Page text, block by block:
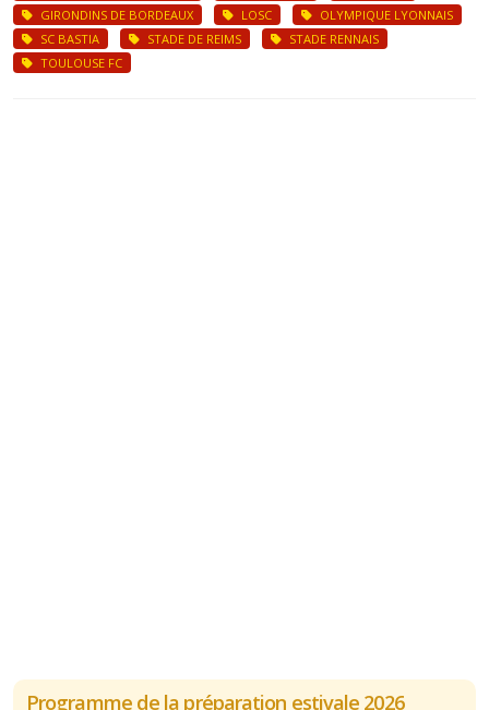
GIRONDINS DE BORDEAUX
LOSC
OLYMPIQUE LYONNAIS
SC BASTIA
STADE DE REIMS
STADE RENNAIS
TOULOUSE FC
Programme de la préparation estivale 2026